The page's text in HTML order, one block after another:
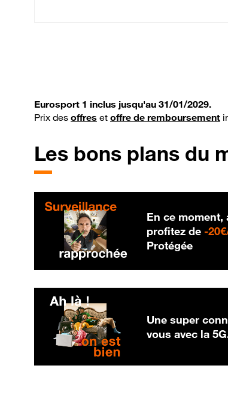
Eurosport 1 inclus jusqu'au 31/01/2029.
Prix des offres et offre de remboursement
Les bons plans du
En ce moment,
profitez de -
Protégée
Une super
vous avec la